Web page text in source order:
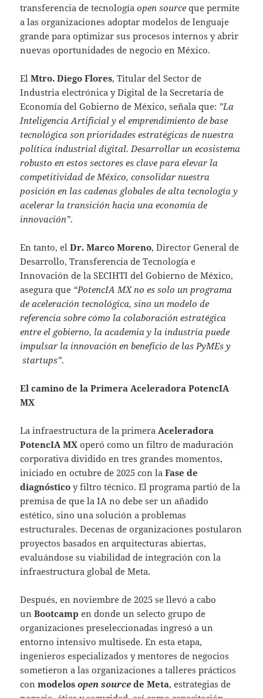
transferencia de tecnologíaopen source que permite
a las organizaciones adoptar modelos de lenguaje
grande para optimizar sus procesos internos y abrir
nuevas oportunidades de negocio en México.
ElMtro. Diego Flores, Titular del Sector de
Industria electrónica y Digital de la Secretaría de
Economía del Gobierno de México, señala que: ”La
Inteligencia Artificial y el emprendimiento de base
tecnológica son prioridades estratégicas de nuestra
política industrial digital. Desarrollar un ecosistema
robusto en estos sectores es clave para elevar la
competitividad de México, consolidar nuestra
posición en las cadenas globales de alta tecnología y
acelerar la transición hacia una economía de
innovación”.
En tanto, elDr. Marco Moreno, Director General de
Desarrollo, Transferencia de Tecnología e
Innovación de la SECIHTI del Gobierno de México,
asegura que “PotencIA MX no es solo un programa
de aceleración tecnológica, sino un modelo de
referencia sobre cómo la colaboración estratégica
entre el gobierno, la academia y la industria puede
impulsar la innovación en beneficio de las PyMEs y
startups”.
El camino de la Primera Aceleradora PotencIA
MX
La infraestructura de la primera Aceleradora
PotencIA MX operó como un filtro de maduración
corporativa dividido en tres grandes momentos,
iniciado en octubre de 2025 con la Fase de
diagnóstico y filtro técnico. El programa partió de la
premisa de que la IA no debe ser un añadido
estético, sino una solución a problemas
estructurales. Decenas de organizaciones postularon
proyectos basados en arquitecturas abiertas,
evaluándose su viabilidad de integración con la
infraestructura global de Meta.
Después, en noviembre de 2025 se llevó a cabo
unBootcampen donde un selecto grupo de
organizaciones preseleccionadas ingresó a un
entorno intensivo multisede. En esta etapa,
ingenieros especializados y mentores de negocios
sometieron a las organizaciones a talleres prácticos
conmodelosopen source de Meta, estrategias de